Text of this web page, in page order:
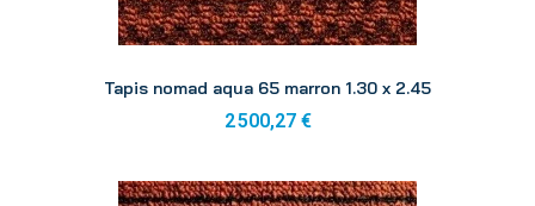
Tapis nomad aqua 65 marron 1.30 x 2.45
2 500,27 €